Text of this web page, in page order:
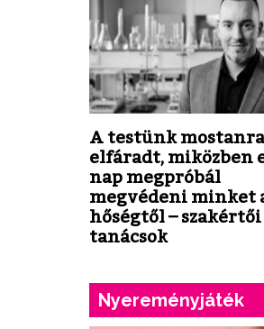
A testünk mostanra
elfáradt, miközben
nap megpróbál
megvédeni minket
hőségtől – szakértői
tanácsok
Nyereményjáték